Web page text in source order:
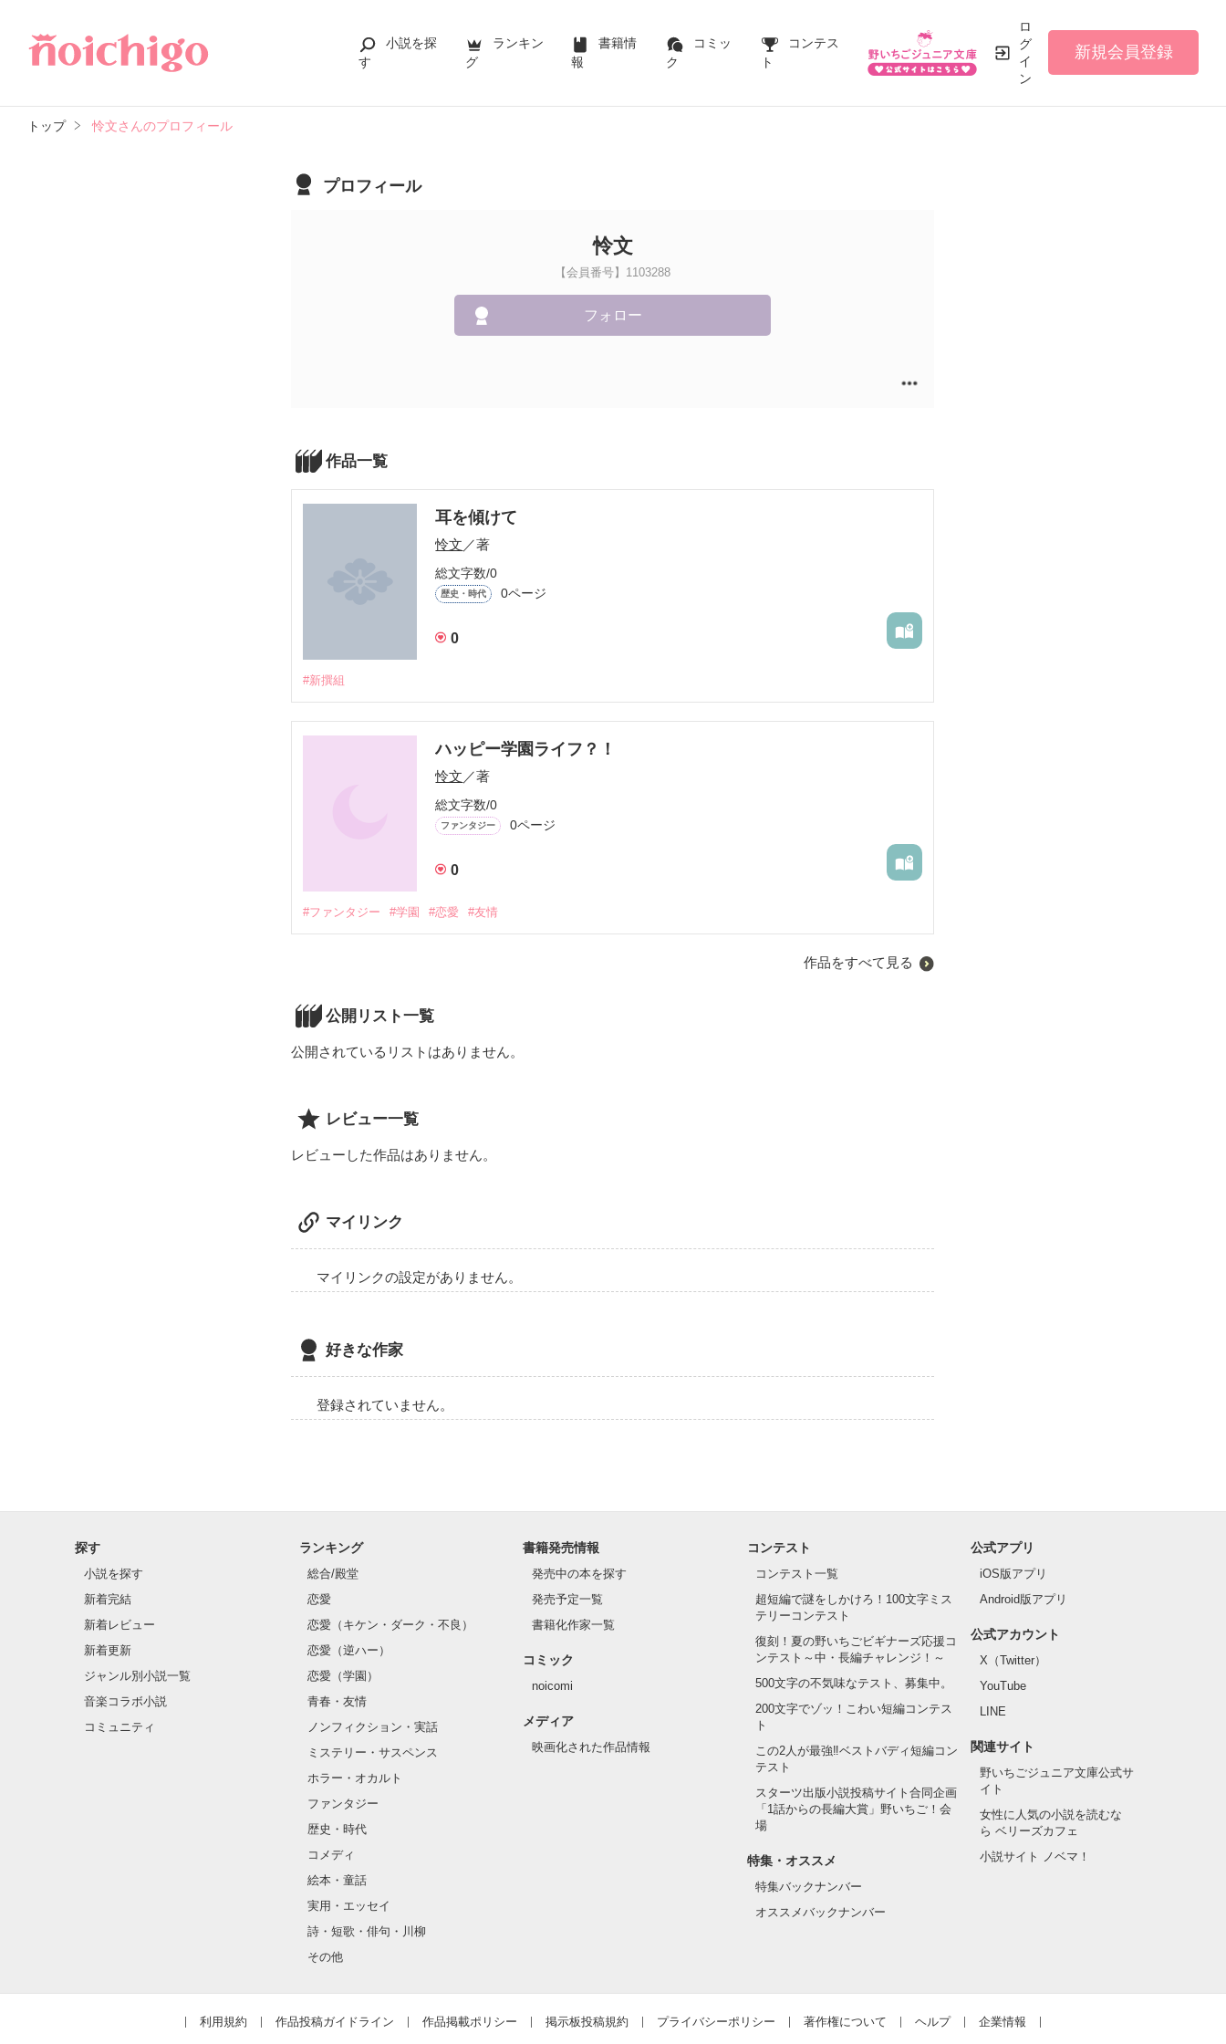
小説を探
す
ランキン
グ
書籍情
報
コミッ
ク
コンテス
ト
ロ
グ
イ
ン
新規会員登録
トップ 怜文さんのプロフィール
プロフィール
怜文
【会員番号】1103288
フォロー
作品一覧
耳を傾けて
怜文／著
総文字数/0
歴史・時代 0ページ
0
#新撰組
ハッピー学園ライフ？！
怜文 ／著
総文字数/0
ファンタジー 0ページ
0
#ファンタジー #学園 #恋愛 #友情
作品をすべて見る
公開リスト一覧
公開されているリストはありません。
レビュー一覧
レビューした作品はありません。
マイリンク
マイリンクの設定がありません。
好きな作家
登録されていません。
探す
小説を探す
新着完結
新着レビュー
新着更新
ジャンル別小説一覧
音楽コラボ小説
コミュニティ
ランキング
総合/殿堂
恋愛
恋愛（キケン・ダーク・不良）
恋愛（逆ハー）
恋愛（学園）
青春・友情
ノンフィクション・実話
ミステリー・サスペンス
ホラー・オカルト
ファンタジー
歴史・時代
コメディ
絵本・童話
実用・エッセイ
詩・短歌・俳句・川柳
その他
書籍発売情報
発売中の本を探す
発売予定一覧
書籍化作家一覧
コミック
noicomi
メディア
映画化された作品情報
コンテスト
コンテスト一覧
超短編で謎をしかけろ！100文字ミス
テリーコンテスト
復刻！夏の野いちごビギナーズ応援コ
ンテスト～中・長編チャレンジ！～
500文字の不気味なテスト、募集中。
200文字でゾッ！こわい短編コンテス
ト
この2人が最強‼ベストバディ短編コン
テスト
スターツ出版小説投稿サイト合同企画
「1話からの長編大賞」野いちご！会
場
特集・オススメ
特集バックナンバー
オススメバックナンバー
公式アプリ
iOS版アプリ
Android版アプリ
公式アカウント
X（Twitter）
YouTube
LINE
関連サイト
野いちごジュニア文庫公式サ
イト
女性に人気の小説を読むな
ら ベリーズカフェ
小説サイト ノベマ！
利用規約 作品投稿ガイドライン 作品掲載ポリシー 掲示板投稿規約 プライバシーポリシー 著作権について ヘルプ 企業情報